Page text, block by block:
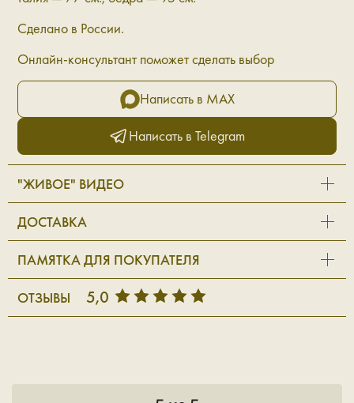
Сделано в России.
Онлайн-консультант поможет сделать выбор
Написать в MAX
Написать в Telegram
"ЖИВОЕ" ВИДЕО
ДОСТАВКА
ПАМЯТКА ДЛЯ ПОКУПАТЕЛЯ
ОТЗЫВЫ 5,0